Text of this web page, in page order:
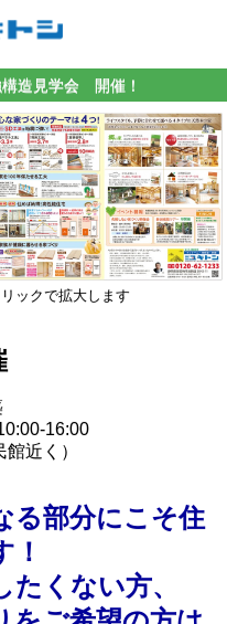
造見学会 開催！
ックで拡大します
16:00
近く）
る部分にこそ住
！
くない方、